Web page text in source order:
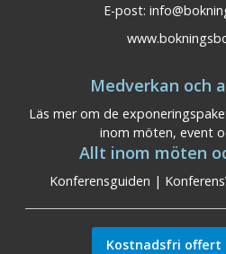
E-post:
Medverkan och
Läs mer om de
inom möten, event
Allt inom möten
Konferensguiden |
Kostnadsfri offert